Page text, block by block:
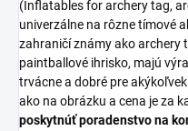
(Inflatables for archery tag,
univerzálne na rôzne tímové
zahraničí známy ako archery
paintballové ihrisko, majú
trvácne a dobré pre
ako na obrázku a cena je za
poskytnúť poradenstvo na